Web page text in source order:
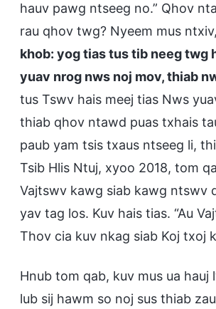
hauv pawg ntseeg no.” Qhov
rau qhov twg? Nyeem mus
khob: yog tias tus tib neeg twg
yuav nrog nws noj mov, thiab
tus Tswv hais meej tias Nws
thiab qhov ntawd puas txhais
paub yam tsis txaus ntseeg li,
Tsib Hlis Ntuj, xyoo 2018, tom
Vajtswv kawg siab kawg ntswv
yav tag los. Kuv hais tias. “Au
Thov cia kuv nkag siab Koj txoj
Hnub tom qab, kuv mus ua
lub sij hawm so noj sus thiab